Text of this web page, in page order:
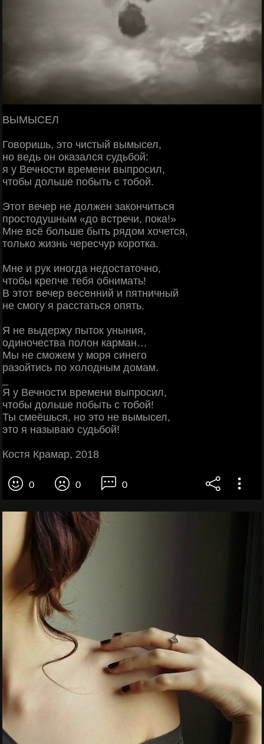
ВЫМЫСЕЛ
Говоришь, это чистый вымысел,
но ведь он оказался судьбой:
я у Вечности времени выпросил,
чтобы дольше побыть с тобой.
Этот вечер не должен закончиться
простодушным «до встречи, пока!»
Мне всё больше быть рядом хочется,
только жизнь чересчур коротка.­
Мне и рук иногда недостаточно,
чтобы крепче тебя обнимать!
В этот вечер весенний и пятничный
не смогу я расстаться опять.
Я не выдержу пыток уныния,
одиночества полон карман…
Мы не сможем у моря синего
разойтись по холодным домам.
Я у Вечности времени выпросил,
чтобы дольше побыть с тобой!
Ты смеёшься, но это не вымысел,
это я называю судьбой!
Костя Крамар, 2018
0 0 0